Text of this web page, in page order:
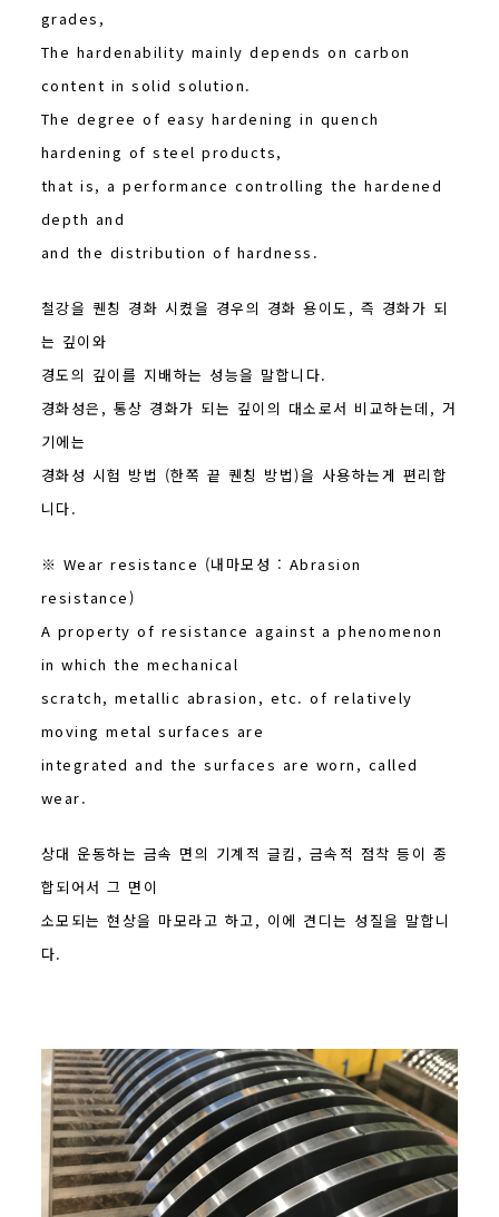
grades,
The hardenability mainly depends on carbon
content in solid solution.
The degree of easy hardening in quench
hardening of steel products,
that is, a performance controlling the hardened
depth and
and the distribution of hardness.
철강을 퀜칭 경화 시켰을 경우의 경화 용이도, 즉 경화가 되
는 깊이와
경도의 깊이를 지배하는 성능을 말합니다.
경화성은, 통상 경화가 되는 깊이의 대소로서 비교하는데, 거
기에는
경화성 시험 방법 (한쪽 끝 퀜칭 방법)을 사용하는게 편리합
니다.
※ Wear resistance (내마모성 : Abrasion
resistance)
A property of resistance against a phenomenon
in which the mechanical
scratch, metallic abrasion, etc. of relatively
moving metal surfaces are
integrated and the surfaces are worn, called
wear.
상대 운동하는 금속 면의 기계적 글킴, 금속적 점착 등이 종
합되어서 그 면이
소모되는 현상을 마모라고 하고, 이에 견디는 성질을 말합니
다.